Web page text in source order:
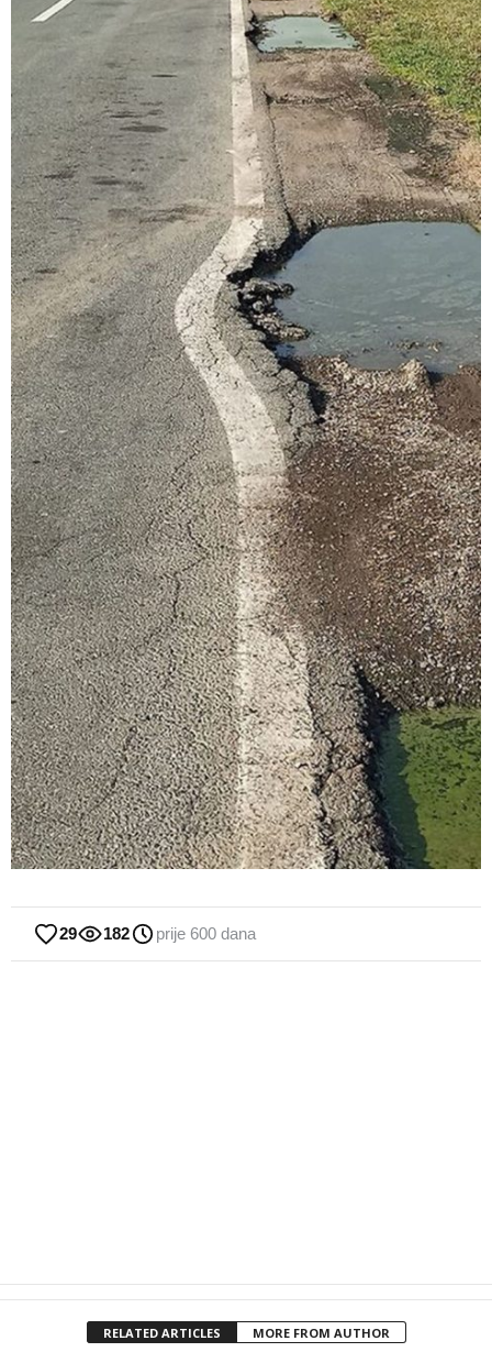
29 182 prije 600 dana
RELATED ARTICLES MORE FROM AUTHOR